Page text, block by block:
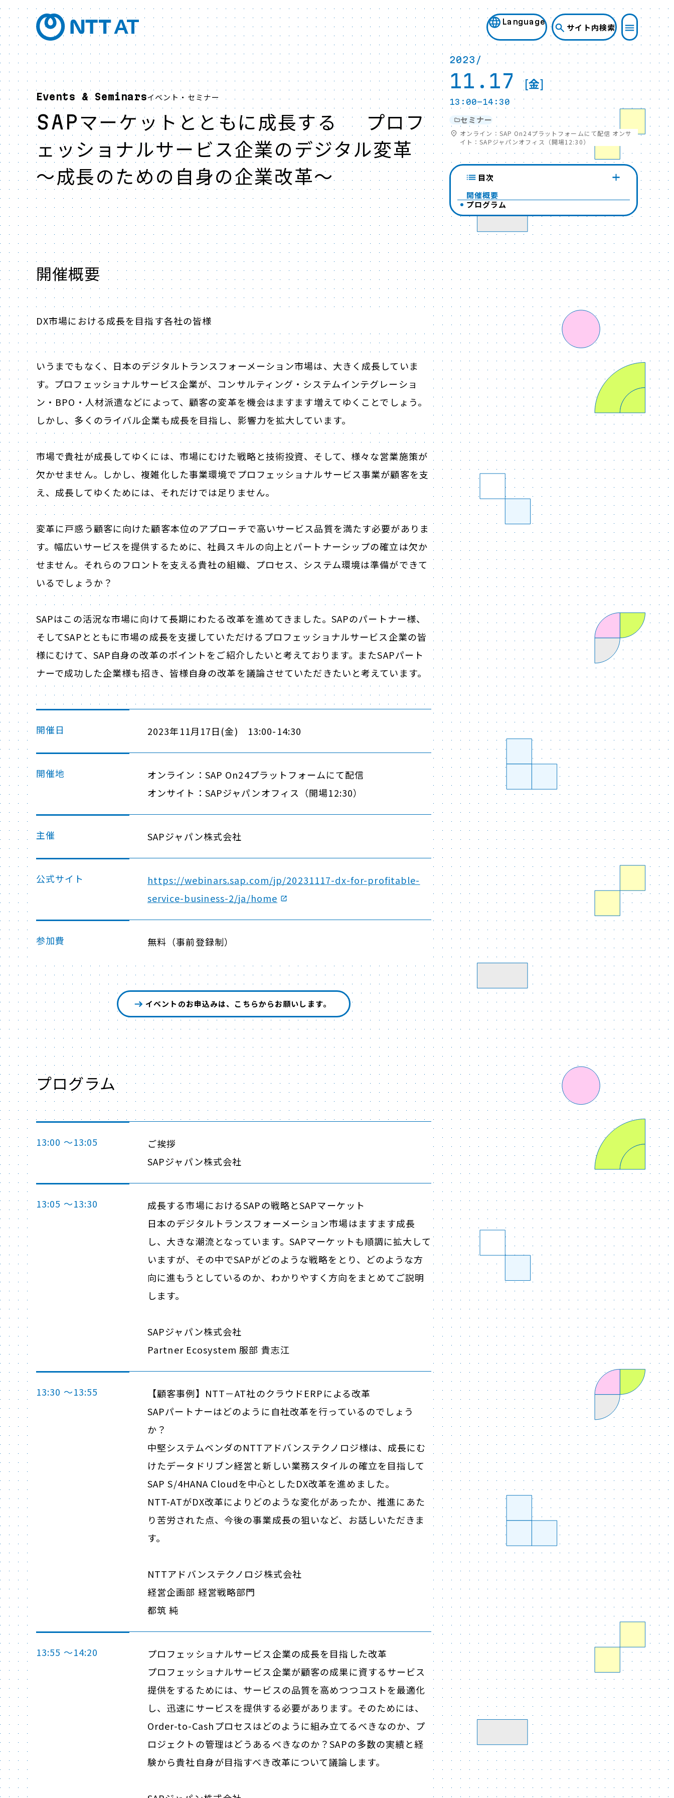
Language
サイト内検索
Events & Seminarsイベント・セミナー
SAPマーケットとともに成長する ​ プロフ
ェッショナルサービス企業のデジタル変革 ​
～成長のための自身の企業改革～
開催概要
DX市場における成長を目指す各社の皆様
いうまでもなく、日本のデジタルトランスフォーメーション市場は、大きく成長していま
す。プロフェッショナルサービス企業が、コンサルティング・システムインテグレーショ
ン・BPO・人材派遣などによって、顧客の変革を機会はますます増えてゆくことでしょう。
しかし、多くのライバル企業も成長を目指し、影響力を拡大しています。
市場で貴社が成長してゆくには、市場にむけた戦略と技術投資、そして、様々な営業施策が
欠かせません。しかし、複雑化した事業環境でプロフェッショナルサービス事業が顧客を支
え、成長してゆくためには、それだけでは足りません。
変革に戸惑う顧客に向けた顧客本位のアプローチで高いサービス品質を満たす必要がありま
す。幅広いサービスを提供するために、社員スキルの向上とパートナーシップの確立は欠か
せません。それらのフロントを支える貴社の組織、プロセス、システム環境は準備ができて
いるでしょうか？
SAPはこの活況な市場に向けて長期にわたる改革を進めてきました。SAPのパートナー様、
そしてSAPとともに市場の成長を支援していただけるプロフェッショナルサービス企業の皆
様にむけて、SAP自身の改革のポイントをご紹介したいと考えております。またSAPパート
ナーで成功した企業様も招き、皆様自身の改革を議論させていただきたいと考えています。
開催日 2023年11月17日(金) 13:00-14:30
開催地
オンライン：SAP On24プラットフォームにて配信
オンサイト：SAPジャパンオフィス（開場12:30）
主催 SAPジャパン株式会社
公式サイト
https://webinars.sap.com/jp/20231117-dx-for-profitable-
service-business-2/ja/home
参加費 無料（事前登録制）
イベントのお申込みは、こちらからお願いします。
プログラム
13:00 ～13:05
ご挨拶
SAPジャパン株式会社
13:05 ～13:30
成長する市場におけるSAPの戦略とSAPマーケット
日本のデジタルトランスフォーメーション市場はますます成長
し、大きな潮流となっています。SAPマーケットも順調に拡大して
いますが、その中でSAPがどのような戦略をとり、どのような方
向に進もうとしているのか、わかりやすく方向をまとめてご説明
します。
SAPジャパン株式会社
Partner Ecosystem 服部 貴志江​​
13:30 ～13:55
【顧客事例】NTT－AT社のクラウドERPによる改革
SAPパートナーはどのように自社改革を行っているのでしょう
か？
中堅システムベンダのNTTアドバンステクノロジ様は、成長にむ
けたデータドリブン経営と新しい業務スタイルの確立を目指して
SAP S/4HANA Cloudを中心としたDX改革を進めました。
NTT-ATがDX改革によりどのような変化があったか、推進にあた
り苦労された点、今後の事業成長の狙いなど、お話しいただきま
す。
NTTアドバンステクノロジ株式会社
経営企画部 経営戦略部門
都筑 純
13:55 ～14:20
プロフェッショナルサービス企業の成長を目指した改革
プロフェッショナルサービス企業が顧客の成果に資するサービス
提供をするためには、サービスの品質を高めつつコストを最適化
し、迅速にサービスを提供する必要があります。そのためには、
Order-to-Cashプロセスはどのように組み立てるべきなのか、プ
ロジェクトの管理はどうあるべきなのか？SAPの多数の実績と経
験から貴社自身が目指すべき改革について議論します。
2023/
11.17 [金]
13:00-14:30
セミナー
オンライン：SAP On24プラットフォームにて配信 オンサ
イト：SAPジャパンオフィス（開場12:30）
目次
開催概要
プログラム